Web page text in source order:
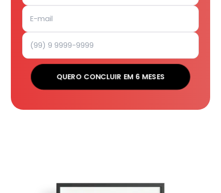
QUERO CONCLUIR EM 6 MESES